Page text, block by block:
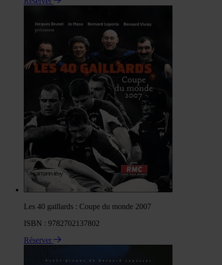
Les 40 gaillards : Coupe du monde 2007
ISBN : 9782702137802
Réserver